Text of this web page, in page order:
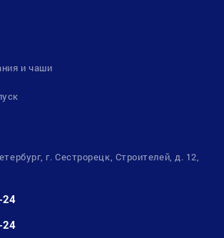
и чаши
г. Сестрорецк, Строителей, д. 12,
24
24